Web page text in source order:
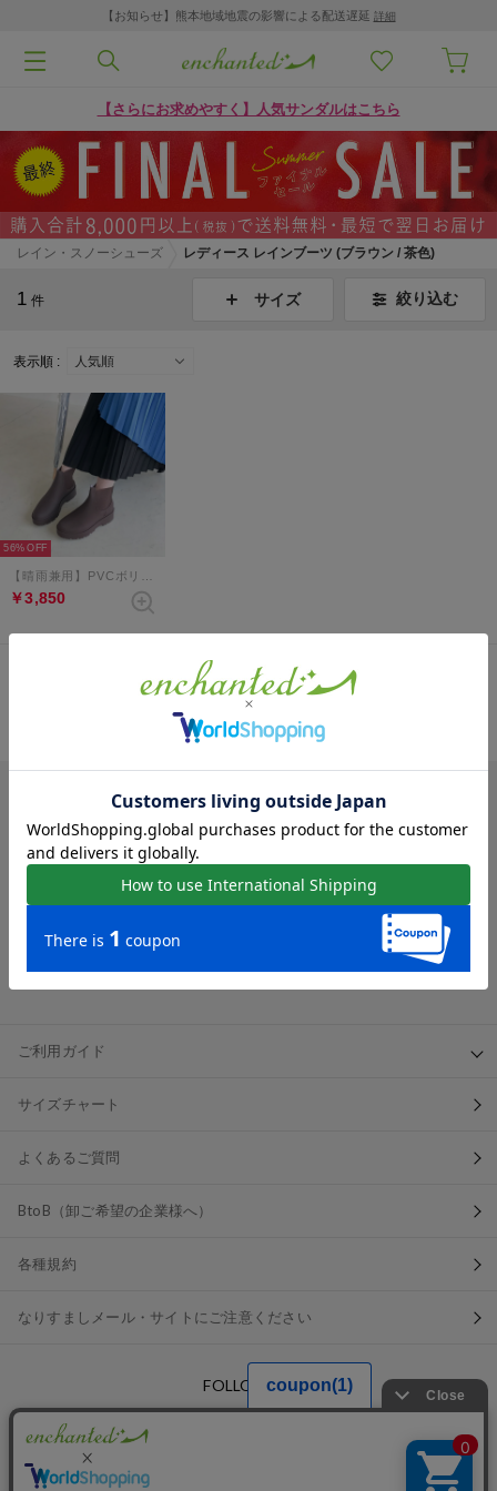
【お知らせ】熊本地域地震の影響による配送遅延 詳細
【さらにお求めやすく】人気サンダルはこちら
レイン・スノーシューズ レディース レインブーツ (ブラウン / 茶色)
1 件 サイズ 絞り込む
表示順 :
56%
￥3,850
新入荷やセール情報をいちはやくお届けします。
メールを受け取る
※「メールを受け取る」ボタンをクリックすると、
、
プライバシー規約
に同意したものとみなします
ご利用ガイド
サイズチャート
よくあるご質問
BtoB（卸ご希望の企業様へ）
各種規約
なりすましメール・サイトにご注意ください
FOLLOW US